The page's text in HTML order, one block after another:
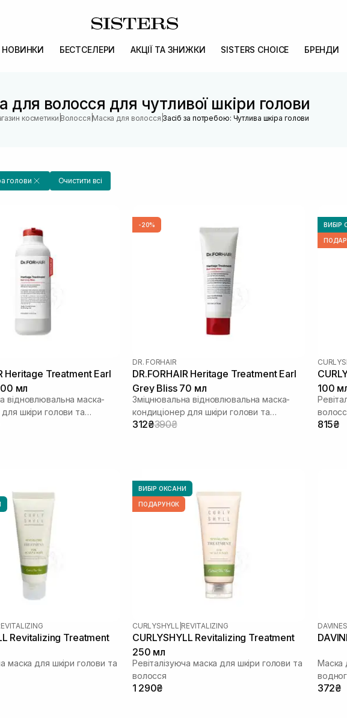
НОВИНКИ БЕСТСЕЛЕРИ АКЦІЇ ТА ЗНИЖКИ SISTERS CHOICE БРЕНДИ
для волосся для чутливої шкіри голови
косметики |Волосся |Маска для волосся |Засіб за потребою: Чутлива шкіра голови
голови Очистити всі
Heritage Treatment Earl
мл
відновлювальна маска-
шкіри голови та
-20%
DR. FORHAIR
DR.FORHAIR Heritage Treatment Earl
Grey Bliss 70 мл
Зміцнювальна відновлювальна маска-
кондиціонер для шкіри голови та
волосся
312₴390₴
ВИБІР
100
815₴
Revitalizing Treatment
маска для шкіри голови та
ВИБІР ОКСАНИ
ПОДАРУНОК
CURLYSHYLL REVITALIZING
CURLYSHYLL Revitalizing Treatment
250 мл
Ревіталізуюча маска для шкіри голови та
волосся
1 290₴
DAVINES
Маска
372₴